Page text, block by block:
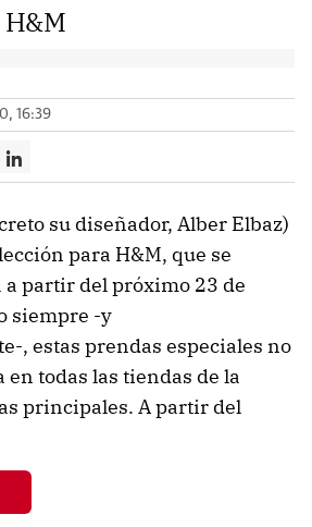
16:39
su diseñador, Alber Elbaz)
para H&M, que se
a partir del próximo 23 de
siempre -y
, estas prendas especiales no
en todas las tiendas de la
principales. A partir del